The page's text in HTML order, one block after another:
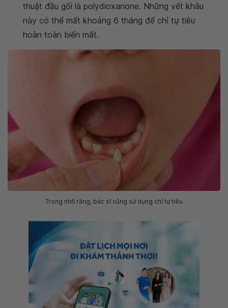
thuật đầu gối là polydioxanone. Những vết khâu
này có thể mất khoảng 6 tháng để chỉ tự tiêu
hoàn toàn biến mất.
Trong nhổ răng, bác sĩ cũng sử dụng chỉ tự tiêu